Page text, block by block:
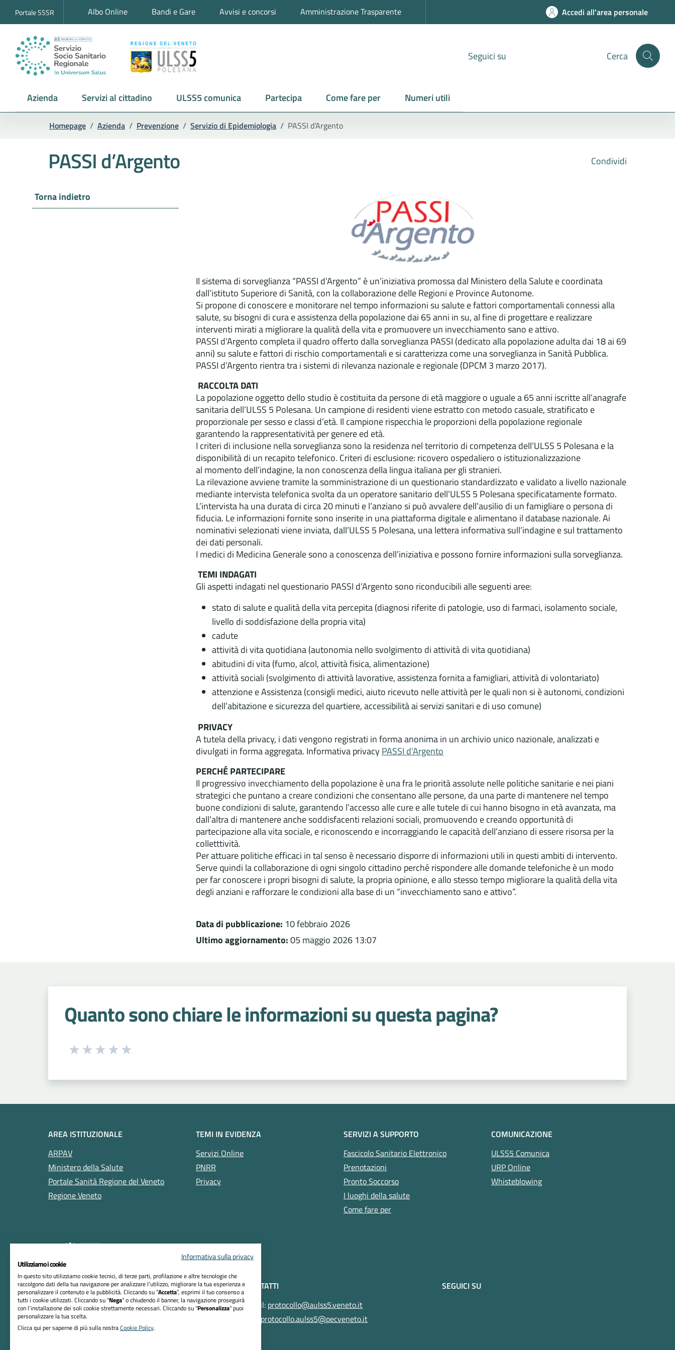
Portale SSSR Albo Online Bandi e Gare Avvisi e concorsi Amministrazione Trasparente Accedi all'area personale
Seguici su Cerca
Azienda Servizi al cittadino ULSS5 comunica Partecipa Come fare per Numeri utili
Homepage / Azienda / Prevenzione / Servizio di Epidemiologia / PASSI d’Argento
Condividi
PASSI d’Argento
Torna indietro
Il sistema di sorveglianza “PASSI d’Argento” è un’iniziativa promossa dal Ministero della Salute e coordinata
dall’istituto Superiore di Sanità, con la collaborazione delle Regioni e Province Autonome.
Si propone di conoscere e monitorare nel tempo informazioni su salute e fattori comportamentali connessi alla
salute, su bisogni di cura e assistenza della popolazione dai 65 anni in su, al fine di progettare e realizzare
interventi mirati a migliorare la qualità della vita e promuovere un invecchiamento sano e attivo.
PASSI d’Argento completa il quadro offerto dalla sorveglianza PASSI (dedicato alla popolazione adulta dai 18 ai 69
anni) su salute e fattori di rischio comportamentali e si caratterizza come una sorveglianza in Sanità Pubblica.
PASSI d’Argento rientra tra i sistemi di rilevanza nazionale e regionale (DPCM 3 marzo 2017).
RACCOLTA DATI
La popolazione oggetto dello studio è costituita da persone di età maggiore o uguale a 65 anni iscritte all’anagrafe
sanitaria dell’ULSS 5 Polesana. Un campione di residenti viene estratto con metodo casuale, stratificato e
proporzionale per sesso e classi d’età. Il campione rispecchia le proporzioni della popolazione regionale
garantendo la rappresentatività per genere ed età.
I criteri di inclusione nella sorveglianza sono la residenza nel territorio di competenza dell’ULSS 5 Polesana e la
disponibilità di un recapito telefonico. Criteri di esclusione: ricovero ospedaliero o istituzionalizzazione
al momento dell’indagine, la non conoscenza della lingua italiana per gli stranieri.
La rilevazione avviene tramite la somministrazione di un questionario standardizzato e validato a livello nazionale
mediante intervista telefonica svolta da un operatore sanitario dell’ULSS 5 Polesana specificatamente formato.
L’intervista ha una durata di circa 20 minuti e l’anziano si può avvalere dell’ausilio di un famigliare o persona di
fiducia. Le informazioni fornite sono inserite in una piattaforma digitale e alimentano il database nazionale. Ai
nominativi selezionati viene inviata, dall’ULSS 5 Polesana, una lettera informativa sull’indagine e sul trattamento
dei dati personali.
I medici di Medicina Generale sono a conoscenza dell’iniziativa e possono fornire informazioni sulla sorveglianza.
TEMI INDAGATI
Gli aspetti indagati nel questionario PASSI d’Argento sono riconducibili alle seguenti aree:
stato di salute e qualità della vita percepita (diagnosi riferite di patologie, uso di farmaci, isolamento sociale,
livello di soddisfazione della propria vita)
cadute
attività di vita quotidiana (autonomia nello svolgimento di attività di vita quotidiana)
abitudini di vita (fumo, alcol, attività fisica, alimentazione)
attività sociali (svolgimento di attività lavorative, assistenza fornita a famigliari, attività di volontariato)
attenzione e Assistenza (consigli medici, aiuto ricevuto nelle attività per le quali non si è autonomi, condizioni
dell’abitazione e sicurezza del quartiere, accessibilità ai servizi sanitari e di uso comune)
PRIVACY
A tutela della privacy, i dati vengono registrati in forma anonima in un archivio unico nazionale, analizzati e
divulgati in forma aggregata. Informativa privacyPASSI d’Argento
PERCHÉ PARTECIPARE
Il progressivo invecchiamento della popolazione è una fra le priorità assolute nelle politiche sanitarie e nei piani
strategici che puntano a creare condizioni che consentano alle persone, da una parte di mantenere nel tempo
buone condizioni di salute, garantendo l’accesso alle cure e alle tutele di cui hanno bisogno in età avanzata, ma
dall’altra di mantenere anche soddisfacenti relazioni sociali, promuovendo e creando opportunità di
partecipazione alla vita sociale, e riconoscendo e incorraggiando le capacità dell’anziano di essere risorsa per la
colletttività.
Per attuare politiche efficaci in tal senso è necessario disporre di informazioni utili in questi ambiti di intervento.
Serve quindi la collaborazione di ogni singolo cittadino perché rispondere alle domande telefoniche è un modo
per far conoscere i propri bisogni di salute, la propria opinione, e allo stesso tempo migliorare la qualità della vita
degli anziani e rafforzare le condizioni alla base di un “invecchiamento sano e attivo”.
Data di pubblicazione: 10 febbraio 2026
Ultimo aggiornamento:05 maggio 2026 13:07
Quanto sono chiare le informazioni su questa pagina?
Seleziona una valutazione da 1 a 5 stelle
AREA ISTITUZIONALE
ARPAV
Ministero della Salute
Portale Sanità Regione del Veneto
Regione Veneto
TEMI IN EVIDENZA
Servizi Online
PNRR
Privacy
SERVIZI A SUPPORTO
Fascicolo Sanitario Elettronico
Prenotazioni
Pronto Soccorso
I luoghi della salute
Come fare per
COMUNICAZIONE
ULSS5 Comunica
URP Online
Whisteblowing
RIFERIMENTI
Azienda ULSS n. 5 Polesana
Sede Legale:
Viale Tre Martiri, 89 - 45100 Rovigo
CONTATTI
Email: protocollo@aulss5.veneto.it
protocollo.aulss5@pecveneto.it
SEGUICI SU
Informativa sulla privacy
Utilizziamo i cookie
In questo sito utilizziamo cookie tecnici, di terze parti, profilazione e altre tecnologie che
raccolgono dati della tua navigazione per analizzare l’utilizzo, migliorare la tua esperienza e
personalizzare il contenuto e la pubblicità. Cliccando su “Accetta”, esprimi il tuo consenso a
tutti i cookie utilizzati. Cliccando su "Nega" o chiudendo il banner, la navigazione proseguirà
con l’installazione dei soli cookie strettamente necessari. Cliccando su "Personalizza" puoi
personalizzare la tua scelta.
Clicca qui per saperne di più sulla nostraCookie Policy.